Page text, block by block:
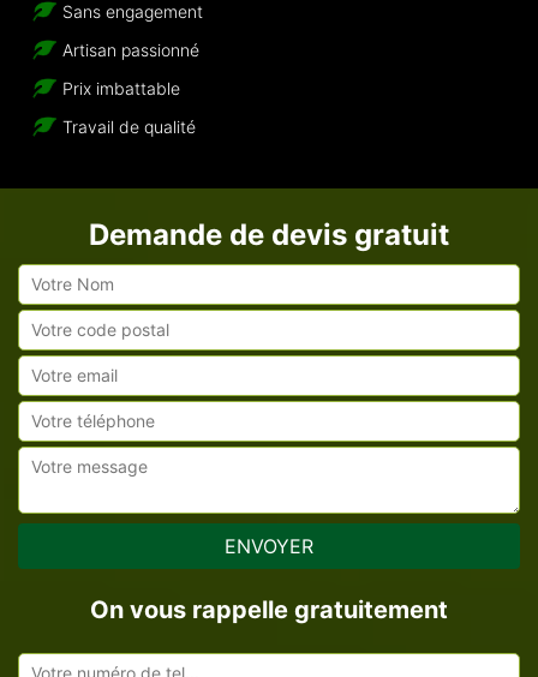
Sans engagement
Artisan passionné
Prix imbattable
Travail de qualité
Demande de devis gratuit
On vous rappelle gratuitement